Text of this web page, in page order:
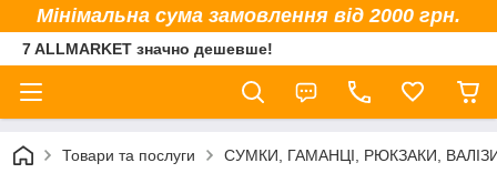
Мінімальна сума замовлення від 2000 грн.
7 ALLMARKET значно дешевше!
Товари та послуги СУМКИ, ГАМАНЦІ, РЮКЗАКИ,